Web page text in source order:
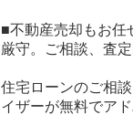
■不動産売却もお任
厳守。ご相談、査定
住宅ローンのご相
イザーが無料でア